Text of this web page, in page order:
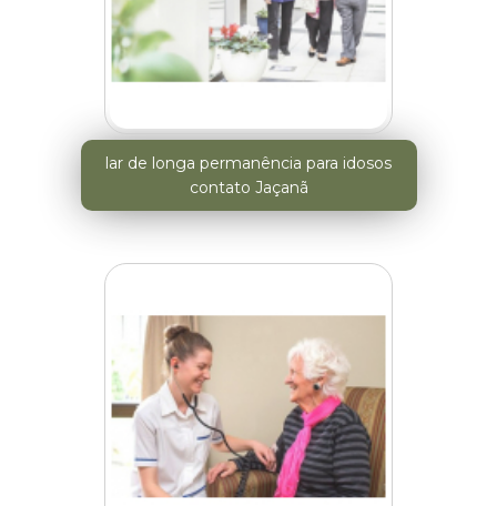
lar de longa permanência para idosos
contato Jaçanã